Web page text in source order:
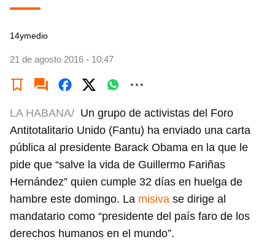
14ymedio
21 de agosto 2016 - 10:47
LA HABANA/ Un grupo de activistas del Foro
Antitotalitario Unido (Fantu) ha enviado una carta
pública al presidente Barack Obama en la que le
pide que “salve la vida de Guillermo Fariñas
Hernández” quien cumple 32 días en huelga de
hambre este domingo. La misiva se dirige al
mandatario como “presidente del país faro de los
derechos humanos en el mundo”.